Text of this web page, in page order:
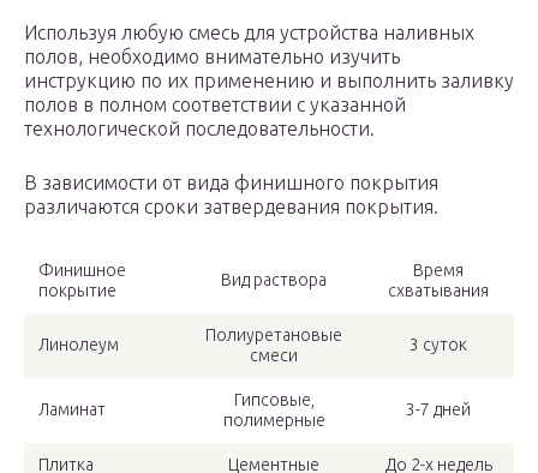
Используя любую смесь для устройства наливных
полов, необходимо внимательно изучить
инструкцию по их применению и выполнить заливку
полов в полном соответствии с указанной
технологической последовательности.
В зависимости от вида финишного покрытия
различаются сроки затвердевания покрытия.
Финишное
покрытие
Вид раствора
Время
схватывания
Линолеум
Полиуретановые
смеси
3 суток
Ламинат
Гипсовые,
полимерные
3-7 дней
Плитка Цементные До 2-х недель